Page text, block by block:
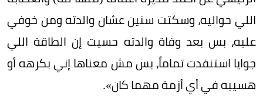
اللي حواليه، وسكتت سنين عشان والدته ومن خوفي
عليه، بس بعد وفاة والدته حسيت إن الطاقة اللي
جوايا استنفدت تماماً، بس مش معناها إني بكرهه أو
هسيبه في أي أزمة مهما كان».